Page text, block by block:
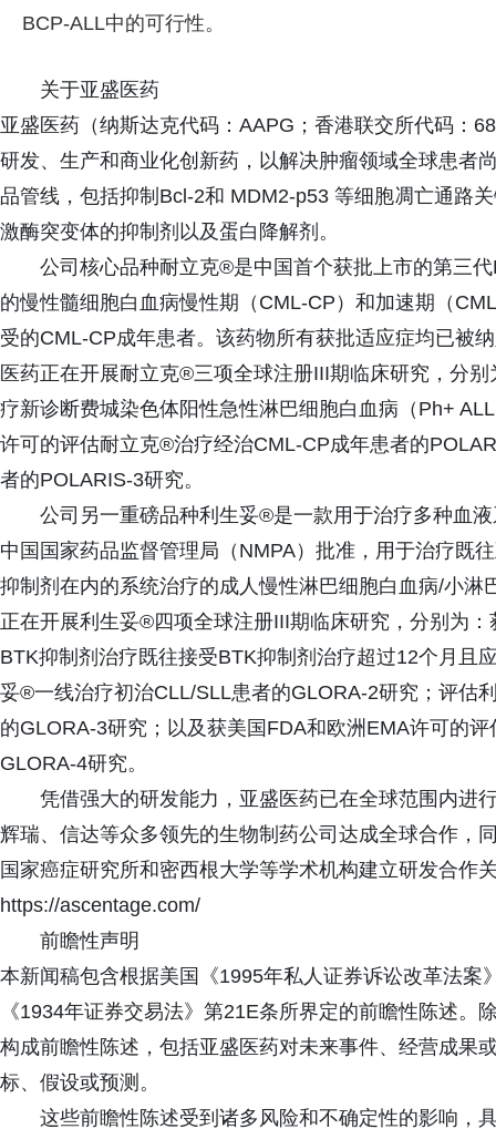
BCP-ALL中的可行性。
关于亚盛医药
亚盛医药（纳斯达克代码：AAPG；香港联交所代码：
研发、生产和商业化创新药，以解决肿瘤领域全球患者
品管线，包括抑制Bcl-2和 MDM2-p53 等细胞凋亡通路
激酶突变体的抑制剂以及蛋白降解剂。
公司核心品种耐立克®是中国首个获批上市的第三
的慢性髓细胞白血病慢性期（CML-CP）和加速期（
受的CML-CP成年患者。该药物所有获批适应症均已被
医药正在开展耐立克®三项全球注册III期临床研究，分
疗新诊断费城染色体阳性急性淋巴细胞白血病（Ph+
许可的评估耐立克®治疗经治CML-CP成年患者的
者的POLARIS-3研究。
公司另一重磅品种利生妥®是一款用于治疗多种血
中国国家药品监督管理局（NMPA）批准，用于治疗既
抑制剂在内的系统治疗的成人慢性淋巴细胞白血病/小
正在开展利生妥®四项全球注册III期临床研究，分别为
BTK抑制剂治疗既往接受BTK抑制剂治疗超过12个月且
妥®一线治疗初治CLL/SLL患者的GLORA-2研究；评估
的GLORA-3研究；以及获美国FDA和欧洲EMA许可的
GLORA-4研究。
凭借强大的研发能力，亚盛医药已在全球范围内进
辉瑞、信达等众多领先的生物制药公司达成全球合作，
国家癌症研究所和密西根大学等学术机构建立研发合作
https://ascentage.com/
前瞻性声明
本新闻稿包含根据美国《1995年私人证券诉讼改革法
《1934年证券交易法》第21E条所界定的前瞻性陈述
构成前瞻性陈述，包括亚盛医药对未来事件、经营成果
标、假设或预测。
这些前瞻性陈述受到诸多风险和不确定性的影响，